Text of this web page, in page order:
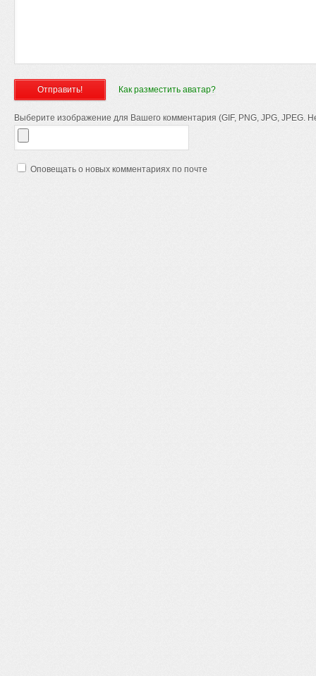
Как разместить аватар?
Выберите изображение для Вашего комментария (GIF, PNG, JPG, JPEG.
Оповещать о новых комментариях по почте